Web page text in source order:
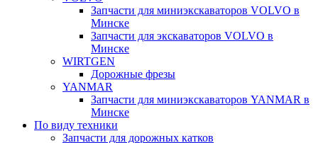
Запчасти для миниэкскаваторов VOLVO в
Минске
Запчасти для экскаваторов VOLVO в
Минске
WIRTGEN
Дорожные фрезы
YANMAR
Запчасти для миниэкскаваторов YANMAR в
Минске
По виду техники
Запчасти для дорожных катков